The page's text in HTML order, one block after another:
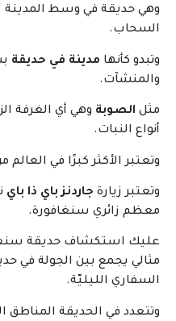
وهي حديقة في وسط المدينة
السحاب.
وتبدو كأنها مدينة في حديقة
والمنشآت.
مثل الصوبة وهي أي الغرفة
أنواع النبات.
وتعتبر الأكثر كبرًا في
وتعتبر زيارة جاردنز باي ذا باي
معظم زائري سنغافورة.
عليك استكشاف حديقة
مثالي يجمع بين الجولة في
السفاري الليليّة.
وتتعدد في الحديقة المناطق